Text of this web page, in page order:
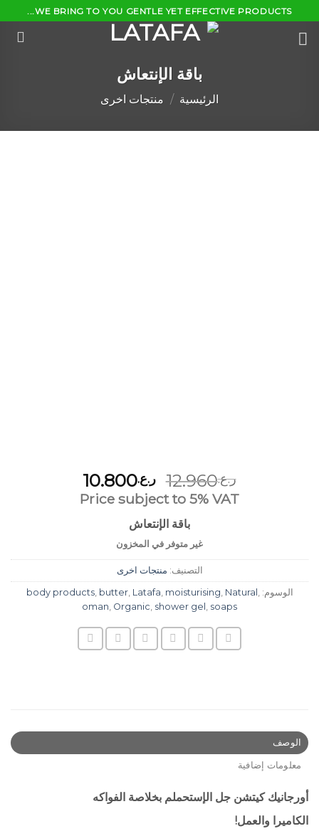
to
content
WE BRING TO YOU GENTLE YET EFFECTIVE PRODUCTS...
باقة الإنتعاش
الرئيسية / منتجات اخرى
ر.ع.12.960 السعر
الأصلي
هو:
ر.ع.12.960.
ر.ع.10.800السعر
الحاليPrice subject to 5% VAT
باقة الإنتعاش
غير متوفر في المخزون
التصنيف: منتجات اخرى
الوسوم: body products, butter, Latafa moisturising Natural
oman Organic shower gel soaps
الوصف
معلومات إضافية
أورجانيك كيتشن جل الإستحملم بخلاصة الفواكه
الكاميرا والعمل!